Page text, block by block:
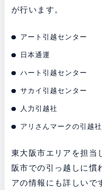
が行います。
アート引越センター
日本通運
ハート引越センター
サカイ引越センター
人力引越社
アリさんマークの引越社
東大阪市エリアを担当
阪市での引っ越しに慣
アの情報にも詳しいで